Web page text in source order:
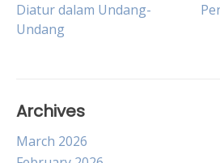
navigation
Diatur dalam Undang-
Undang
Archives
March 2026